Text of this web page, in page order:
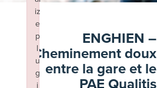
ENGHIEN –
Cheminement doux
entre la gare et le
iz
e
p
l
u
g
i